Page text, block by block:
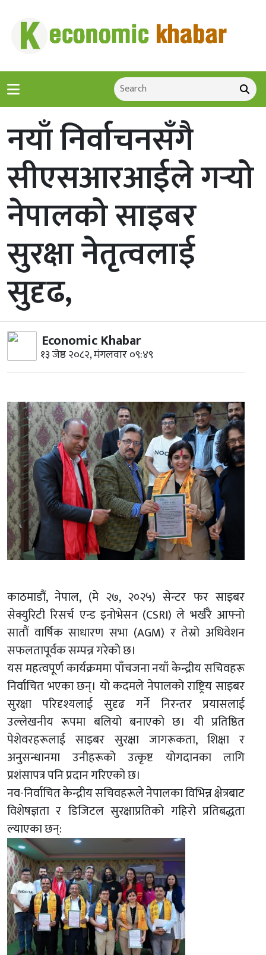
नयाँ निर्वाचनसँगै
सीएसआरआईले गर्‍यो
नेपालको साइबर
सुरक्षा नेतृत्वलाई
सुदृढ,
Economic Khabar
१३ जेष्ठ २०८२, मंगलवार ०९:४९
काठमाडौं, नेपाल, (मे २७, २०२५) सेन्टर फर साइबर
सेक्युरिटी रिसर्च एन्ड इनोभेसन (CSRI) ले भर्खरै आफ्नो
सातौं वार्षिक साधारण सभा (AGM) र तेस्रो अधिवेशन
सफलतापूर्वक सम्पन्न गरेको छ।
यस महत्वपूर्ण कार्यक्रममा पाँचजना नयाँ केन्द्रीय सचिवहरू
निर्वाचित भएका छन्। यो कदमले नेपालको राष्ट्रिय साइबर
सुरक्षा परिदृश्यलाई सुदृढ गर्ने निरन्तर प्रयासलाई
उल्लेखनीय रूपमा बलियो बनाएको छ। यी प्रतिष्ठित
पेशेवरहरूलाई साइबर सुरक्षा जागरूकता, शिक्षा र
अनुसन्धानमा उनीहरूको उत्कृष्ट योगदानका लागि
प्रशंसापत्र पनि प्रदान गरिएको छ।
नव-निर्वाचित केन्द्रीय सचिवहरूले नेपालका विभिन्न क्षेत्रबाट
विशेषज्ञता र डिजिटल सुरक्षाप्रतिको गहिरो प्रतिबद्धता
ल्याएका छन्: